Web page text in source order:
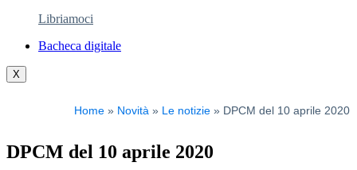
Libriamoci
Bacheca digitale
X
Home Novità Le notizie DPCM del 10 aprile 2020
DPCM del 10 aprile 2020